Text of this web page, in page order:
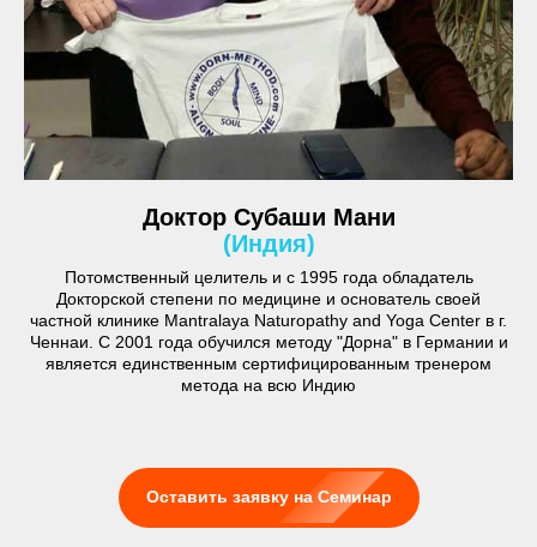
Доктор Субаши Мани
(Индия)
Потомственный целитель и с 1995 года обладатель
Докторской степени по медицине и основатель своей
частной клинике Mantralaya Naturopathy and Yoga Center в г.
Ченнаи. С 2001 года обучился методу "Дорна" в Германии и
является единственным сертифицированным тренером
метода на всю Индию
Оставить заявку на Семинар